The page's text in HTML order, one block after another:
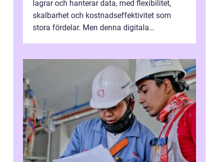
lagrar och hanterar data, med flexibilitet,
skalbarhet och kostnadseffektivitet som
stora fördelar. Men denna digitala